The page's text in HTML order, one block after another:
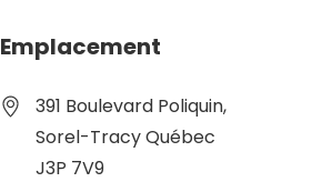
Emplacement
391 Boulevard Poliquin,
Sorel-Tracy Québec
J3P 7V9